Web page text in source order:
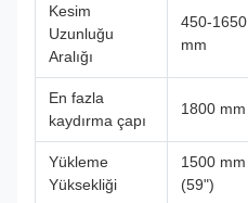
Kesim
Uzunluğu
Aralığı
450-1650
mm
En fazla
kaydırma çapı
1800 mm
Yükleme
Yüksekliği
1500 mm
(59")